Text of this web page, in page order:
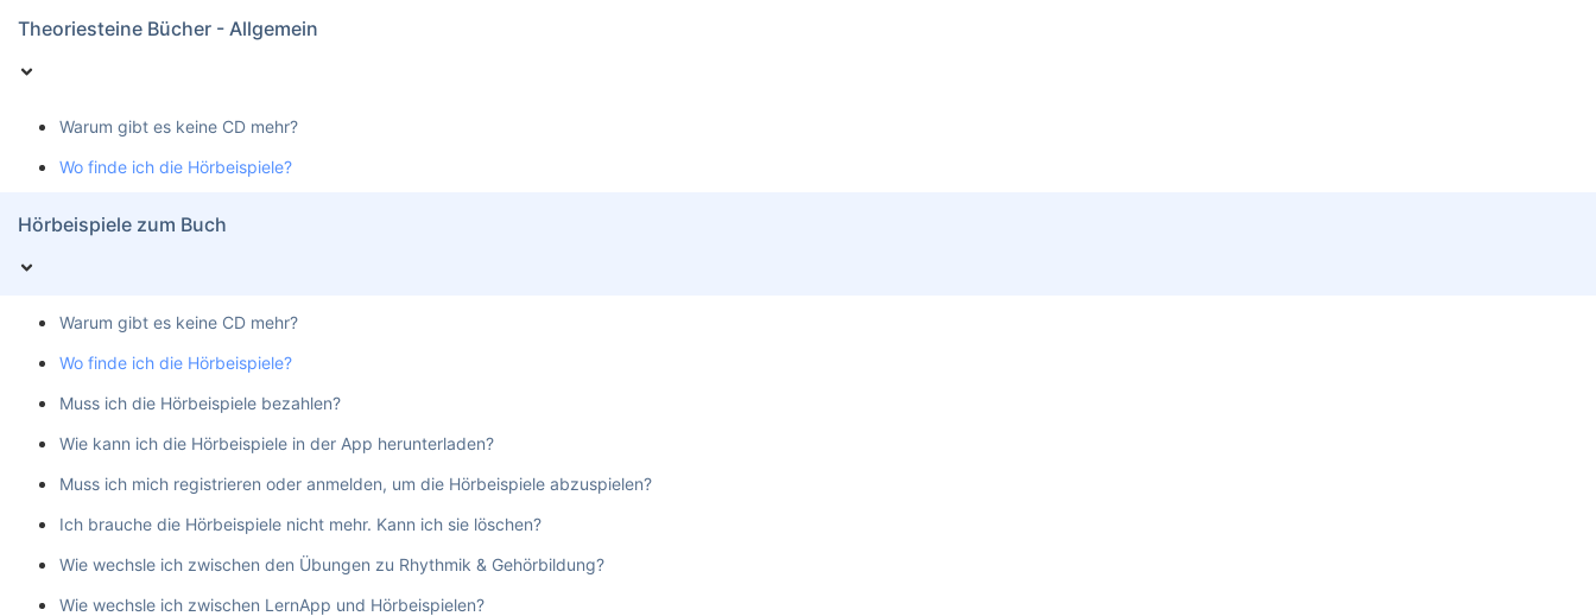
Theoriesteine Bücher - Allgemein
Warum gibt es keine CD mehr?
Wo finde ich die Hörbeispiele?
Hörbeispiele zum Buch
Warum gibt es keine CD mehr?
Wo finde ich die Hörbeispiele?
Muss ich die Hörbeispiele bezahlen?
Wie kann ich die Hörbeispiele in der App herunterladen?
Muss ich mich registrieren oder anmelden, um die Hörbeispiele abzuspielen?
Ich brauche die Hörbeispiele nicht mehr. Kann ich sie löschen?
Wie wechsle ich zwischen den Übungen zu Rhythmik & Gehörbildung?
Wie wechsle ich zwischen LernApp und Hörbeispielen?